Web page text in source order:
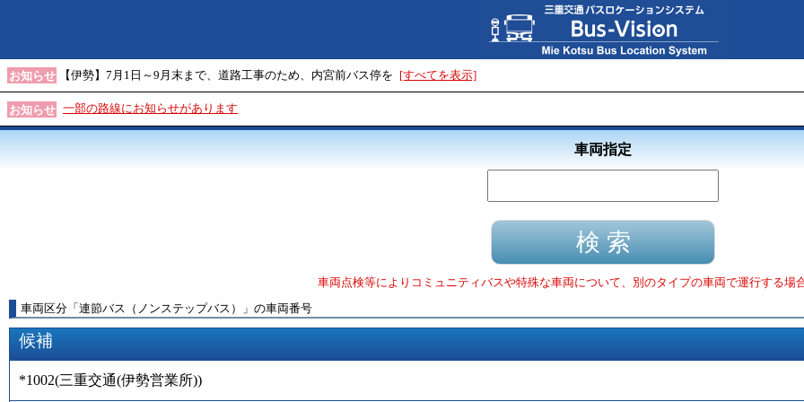
お知らせ 【伊勢】7月1日～9月末まで、道路工事のため、内宮前バス停を [すべてを表示]
お知らせ 一部の路線にお知らせがあります
車両指定
車両点検等によりコミュニティバスや特殊な車両について、別のタイプの車両で運行する場
車両区分 「 連節バス（ノンステップバス） 」 の車両番号
候補
*1002(三重交通(伊勢営業所))